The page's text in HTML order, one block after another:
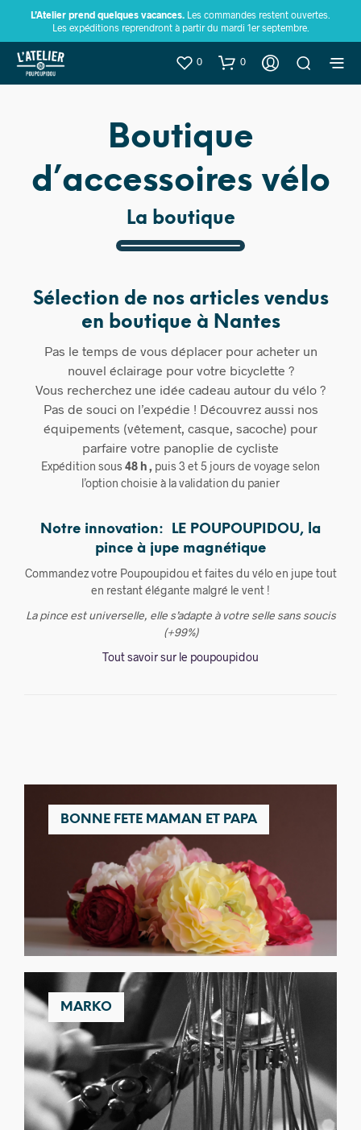
L’Atelier prend quelques vacances. Les commandes restent ouvertes.
Les expéditions reprendront à partir du mardi 1er septembre.
0 0
Boutique
d’accessoires vélo
La boutique
Sélection de nos articles vendus
en boutique à Nantes
Pas le temps de vous déplacer pour acheter un
nouvel éclairage pour votre bicyclette ?
Vous recherchez une idée cadeau autour du vélo ?
Pas de souci on l’expédie ! Découvrez aussi nos
équipements (vêtement, casque, sacoche) pour
parfaire votre panoplie de cycliste
Expédition sous 48 h , puis 3 et 5 jours de voyage selon
l’option choisie à la validation du panier
Notre innovation: LE POUPOUPIDOU, la
pince à jupe magnétique
Commandez votre Poupoupidou et faites du vélo en jupe tout
en restant élégante malgré le vent !
La pince est universelle, elle s’adapte à votre selle sans soucis
(+99%)
Tout savoir sur le poupoupidou
BONNE FETE MAMAN ET PAPA
MARKO